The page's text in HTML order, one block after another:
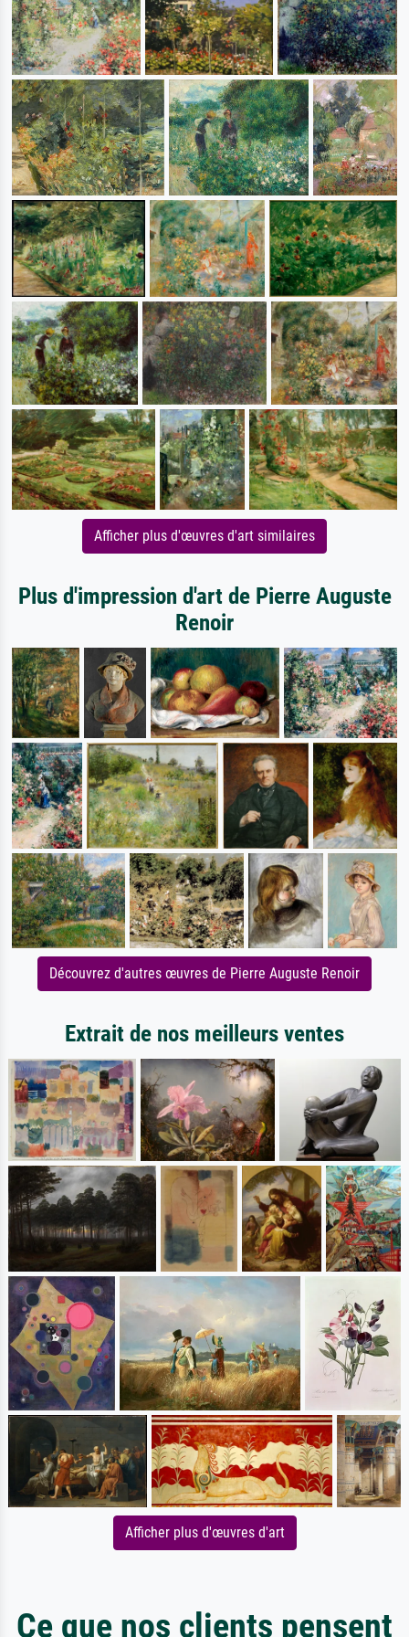
Afficher plus d'œuvres d'art similaires
Plus d'impression d'art de Pierre Auguste
Renoir
Découvrez d'autres œuvres de Pierre Auguste Renoir
Extrait de nos meilleurs ventes
Afficher plus d'œuvres d'art
Ce que nos clients pensent